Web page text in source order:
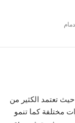
تعتمد الكثير من
مختلفة كما تنمو